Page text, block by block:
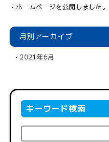
ホームページを公開しました。
月別アーカイブ
2021年6月
キーワード検索